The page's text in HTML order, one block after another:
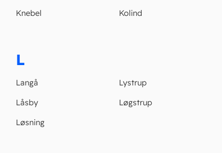
Knebel
Kolind
L
Langå
Lystrup
Låsby
Løgstrup
Løsning